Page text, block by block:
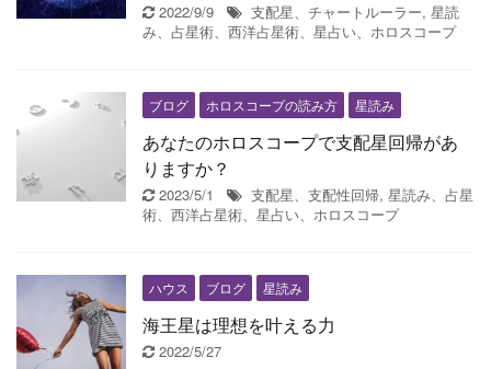
2022/9/9 支配星、チャートルーラー, 星読
み、占星術、西洋占星術、星占い、ホロスコープ
ブログ ホロスコープの読み方 星読み
あなたのホロスコープで支配星回帰があ
りますか？
2023/5/1 支配星、支配性回帰, 星読み、占星
術、西洋占星術、星占い、ホロスコープ
ハウス ブログ 星読み
海王星は理想を叶える力
2022/5/27